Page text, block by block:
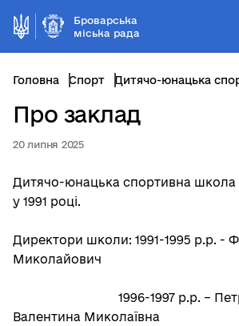
Броварська
міська рада
Головна Спорт
Про заклад
20 липня 2025
Дитячо-юнацька спортивна школа
у 1991 році.
Директори школи: 1991-1995 р.р. -
Миколайович
1996-1997 р.р. –
Валентина Миколаївна